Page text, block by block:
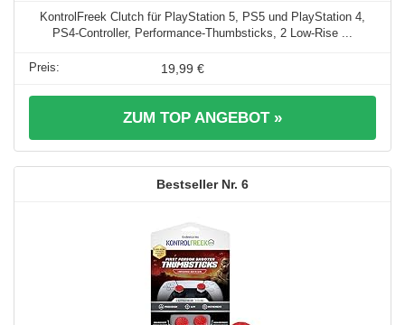
KontrolFreek Clutch für PlayStation 5, PS5 und PlayStation 4,
PS4-Controller, Performance-Thumbsticks, 2 Low-Rise ...
19,99 €
ZUM TOP ANGEBOT »
6